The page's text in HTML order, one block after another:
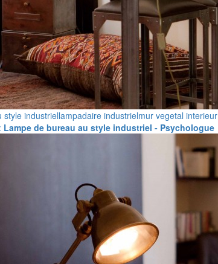
style industriellampadaire industrielmur vegetal interieur
Lampe de bureau au style industriel - Psychologue